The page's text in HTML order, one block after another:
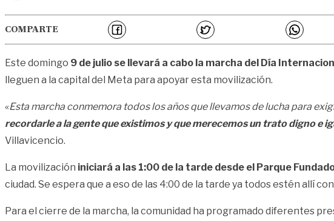
COMPARTE
Este domingo 9 de julio se llevará a cabo la marcha del Día
lleguen a la capital del Meta para apoyar esta movilización.
«Esta marcha conmemora todos los años que llevamos de lucha para
recordarle a la gente que existimos y que merecemos un trato digno e
Villavicencio.
La movilización iniciará a las 1:00 de la tarde desde el Parque
ciudad. Se espera que a eso de las 4:00 de la tarde ya todos estén allí
Para el cierre de la marcha, la comunidad ha programado diferentes